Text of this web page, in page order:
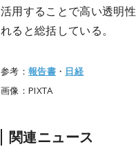
活用することで高い透明
れると総括している。
参考： 報告書 ・ 日経
画像：PIXTA
関連ニュース